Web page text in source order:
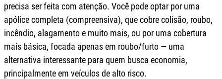
precisa ser feita com atenção. Você pode optar por uma
apólice completa (compreensiva), que cobre colisão, roubo,
incêndio, alagamento e muito mais, ou por uma cobertura
mais básica, focada apenas em roubo/furto — uma
alternativa interessante para quem busca economia,
principalmente em veículos de alto risco.